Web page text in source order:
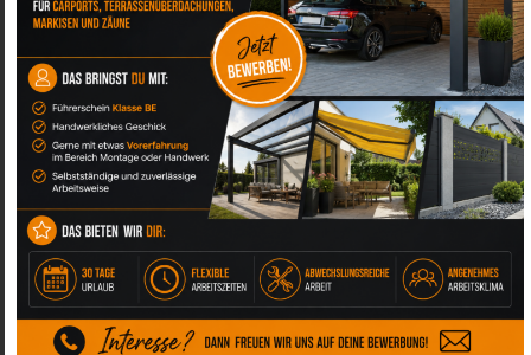
damit eine ideale Alternative zum klassischen
Sichtschutzzaun aus WPC
überzeugt durch hohe Stabilität,
Wetterbeständigkeit und eine edle, zeitlose Optik.
Im Gegensatz zu Holz muss einWPC Gartenzaun
nicht gestrichen oder regelmäßig imprägniert
werden. Das Material ist farbbeständig,
splitterfrei und besonders widerstandsfähig
gegen Feuchtigkeit, Frost und UV-Strahlung.
Dadurch eignet sich ein WPC Zaun als
Sichtschutzperfekt für das wechselhafte Klima
in NRW und die windreichen Regionen